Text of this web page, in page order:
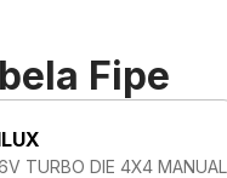
Fipe
TURBO DIE 4X4 MANUAL